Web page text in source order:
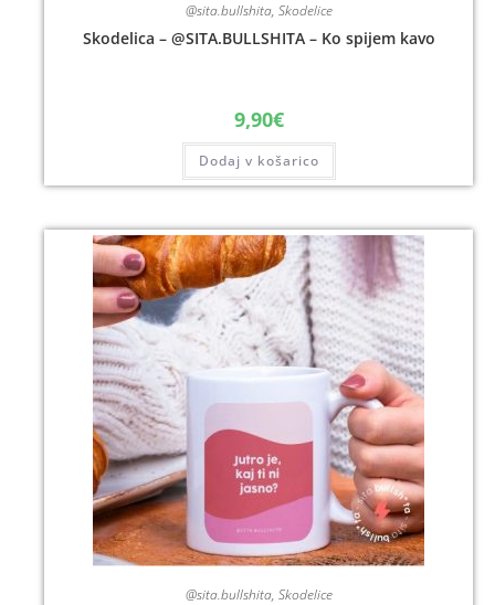
@sita.bullshita, Skodelice
Skodelica – @SITA.BULLSHITA – Ko spijem kavo
9,90€
Dodaj v košarico
@sita.bullshita, Skodelice